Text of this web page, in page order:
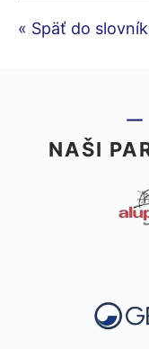
« Späť do
NAŠI